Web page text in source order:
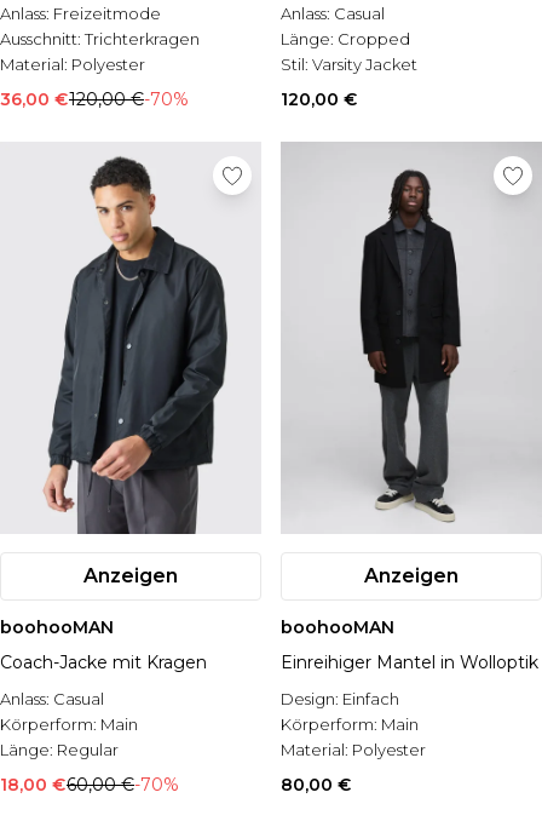
Anlass: Freizeitmode
Ausschnitt:Trichterkragen
Material: Polyester
36,00 €120,00 €-70%
Anlass: Casual
Länge: Cropped
Stil: Varsity Jacket
120,00 €
Anzeigen
boohooMAN
Coach-Jacke mit Kragen
Anlass: Casual
Körperform: Main
Länge: Regular
18,00 €60,00 €-70%
Anzeigen
boohooMAN
Einreihiger Mantel in Wolloptik
Design: Einfach
Körperform: Main
Material: Polyester
80,00 €